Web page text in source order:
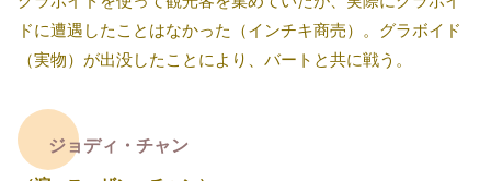
ドに遭遇したことはなかった（インチキ商売）。グラボイド
（実物）が出没したことにより、バートと共に戦う。
ジョディ・チャン